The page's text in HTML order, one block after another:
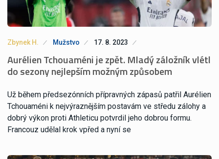
Zbynek H. Mužstvo 17. 8. 2023
Aurélien Tchouaméni je zpět. Mladý záložník vlétl
do sezony nejlepším možným způsobem
Už během předsezónních přípravných zápasů patřil Aurélien
Tchouaméni k nejvýraznějším postavám ve středu zálohy a
dobrý výkon proti Athleticu potvrdil jeho dobrou formu.
Francouz udělal krok vpřed a nyní se